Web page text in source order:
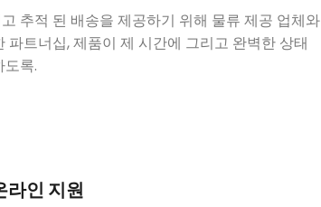
추적 된 배송을 제공하기 위해 물류 제공 업체와
파트너십, 제품이 제 시간에 그리고 완벽한 상태
도록.
인 지원